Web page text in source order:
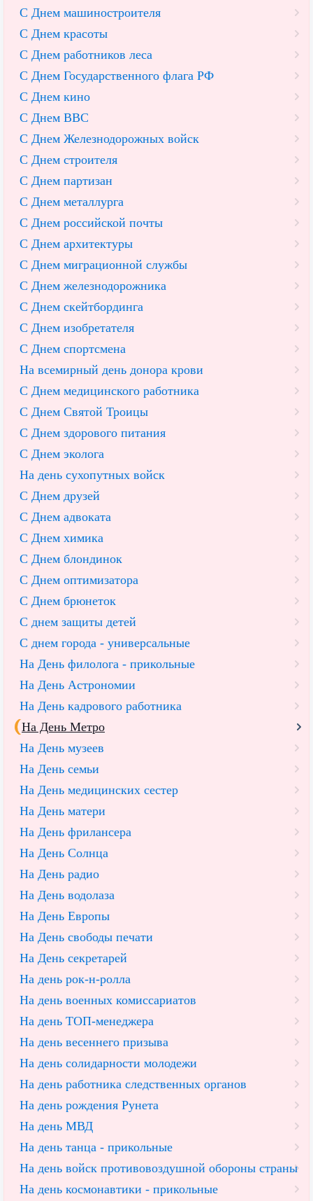
С Днем машиностроителя
С Днем красоты
С Днем работников леса
С Днем Государственного флага РФ
С Днем кино
С Днем ВВС
С Днем Железнодорожных войск
С Днем строителя
С Днем партизан
С Днем металлурга
С Днем российской почты
С Днем архитектуры
С Днем миграционной службы
С Днем железнодорожника
С Днем скейтбординга
С Днем изобретателя
С Днем спортсмена
На всемирный день донора крови
С Днем медицинского работника
С Днем Святой Троицы
С Днем здорового питания
С Днем эколога
На день сухопутных войск
С Днем друзей
С Днем адвоката
С Днем химика
С Днем блондинок
С Днем оптимизатора
С Днем брюнеток
С днем защиты детей
С днем города - универсальные
На День филолога - прикольные
На День Астрономии
На День кадрового работника
На День Метро
На День музеев
На День семьи
На День медицинских сестер
На День матери
На День фрилансера
На День Солнца
На День радио
На День водолаза
На День Европы
На День свободы печати
На День секретарей
На день рок-н-ролла
На день военных комиссариатов
На день ТОП-менеджера
На день весеннего призыва
На день солидарности молодежи
На день работника следственных органов
На день рождения Рунета
На день МВД
На день танца - прикольные
На день войск противовоздушной обороны страны
На день космонавтики - прикольные